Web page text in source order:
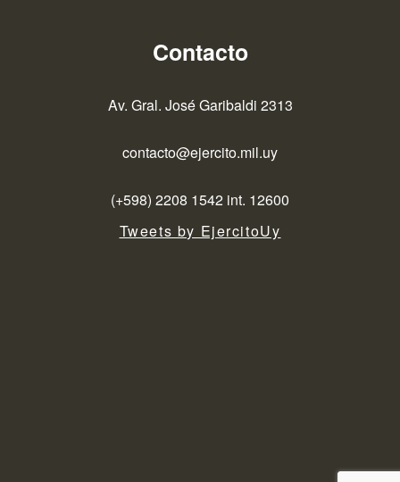
Contacto
Av. Gral. José Garibaldi 2313
contacto@ejercito.mil.uy
(+598) 2208 1542 int. 12600
Tweets by EjercitoUy